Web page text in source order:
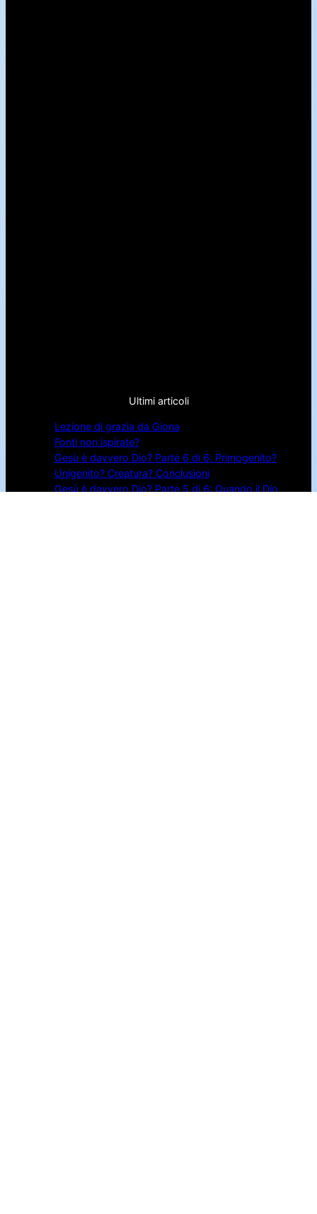
Ultimi articoli
Lezione di grazia da Giona
Fonti non ispirate?
Gesù è davvero Dio? Parte 6 di 6: Primogenito?
Unigenito? Creatura? Conclusioni
Gesù è davvero Dio? Parte 5 di 6: Quando il Dio